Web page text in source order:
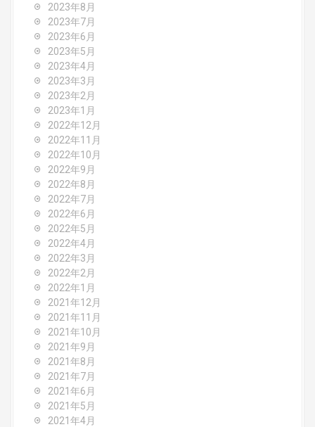
2023年8月
2023年7月
2023年6月
2023年5月
2023年4月
2023年3月
2023年2月
2023年1月
2022年12月
2022年11月
2022年10月
2022年9月
2022年8月
2022年7月
2022年6月
2022年5月
2022年4月
2022年3月
2022年2月
2022年1月
2021年12月
2021年11月
2021年10月
2021年9月
2021年8月
2021年7月
2021年6月
2021年5月
2021年4月